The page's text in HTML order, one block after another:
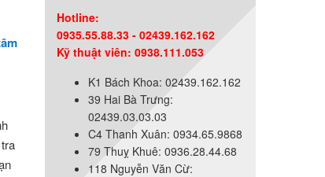
Hotline:
0935.55.88.33 - 02439.162.162
Kỹ thuật viên: 0938.111.053
K1 Bách Khoa: 02439.162.162
39 Hai Bà Trưng:
02439.03.03.03
C4 Thanh Xuân: 0934.65.9868
79 Thuỵ Khuê: 0936.28.44.68
118 Nguyễn Văn Cừ: